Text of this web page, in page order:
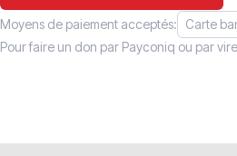
Moyens de paiement acceptés: Carte
Pour faire un don par Payconiq ou par